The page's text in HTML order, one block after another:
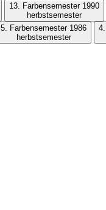
13. Farbensemester 1990
herbstsemester
5. Farbensemester 1986
herbstsemester